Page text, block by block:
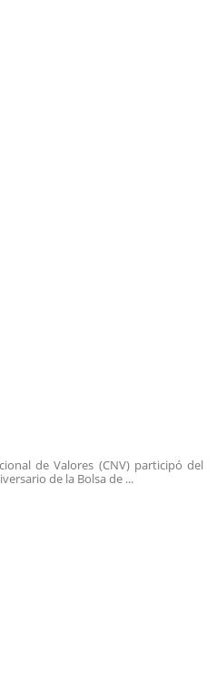
de Valores (CNV) participó del
de la Bolsa de ...